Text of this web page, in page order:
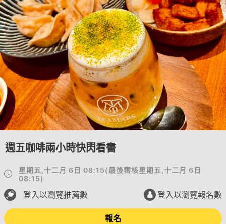
週五咖啡兩小時快閃看書
星期五,十二月 6日 08:15(最後審核星期五,十二月 6日
08:15)
登入以瀏覽推薦數 登入以瀏覽報名數
報名